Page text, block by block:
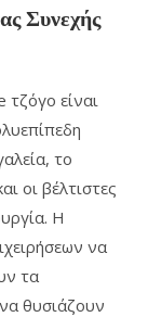
Συνεχής
τζόγο είναι
το
οι βέλτιστες
Η
να
τα
θυσιάζουν